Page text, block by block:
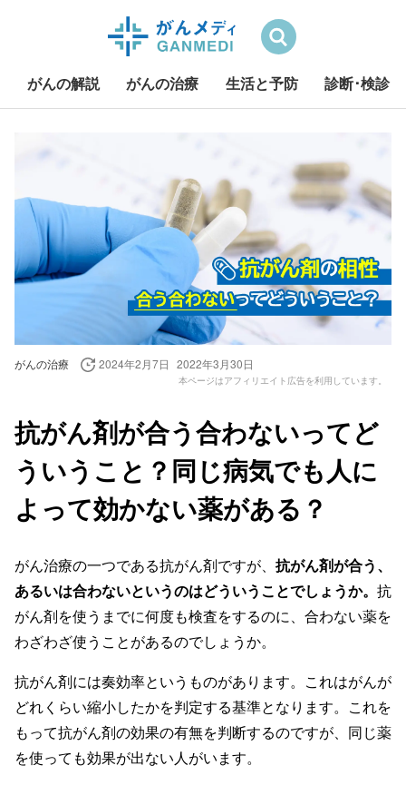
検索
がんの解説 がんの治療 生活と予防 診断･検診
がんの治療 2024年2月7日 2022年3月30日
本ページはアフィリエイト広告を利用しています。
抗がん剤が合う合わないってど
ういうこと？同じ病気でも人に
よって効かない薬がある？
がん治療の一つである抗がん剤ですが、 抗がん剤が合う、
あるいは合わないというのはどういうことでしょうか。 抗
がん剤を使うまでに何度も検査をするのに、合わない薬を
わざわざ使うことがあるのでしょうか。
抗がん剤には奏効率というものがあります。これはがんが
どれくらい縮小したかを判定する基準となります。これを
もって抗がん剤の効果の有無を判断するのですが、同じ薬
を使っても効果が出ない人がいます。